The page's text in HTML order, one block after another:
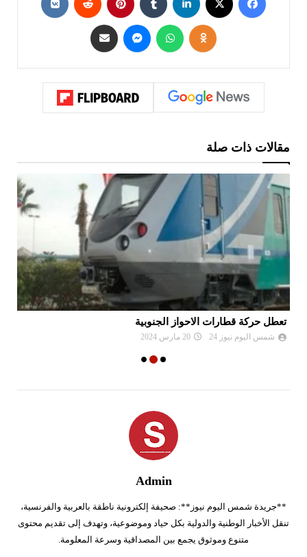
مقالات ذات صلة
خبز جديد مدّعم قريبا في الأسواق التونسية
شمس اليوم نيوز 24 15 ديسمبر 2023
Admin
**جريدة شمس اليوم نيوز**: صحيفة إلكترونية ناطقة بالعربية والفرنسية،
تنقل الأخبار الوطنية والدولية بكل حياد وموضوعية، وتهدف إلى تقديم محتوى
متنوع وموثوق يجمع بين المصداقية وسرعة المعلومة.